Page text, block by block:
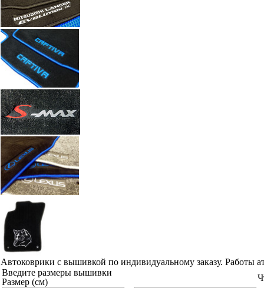
Автоковрики с вышивкой по индивидуальному заказу. Работы
Введите размеры вышивки
Размер (см)